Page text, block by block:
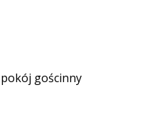
gościnny